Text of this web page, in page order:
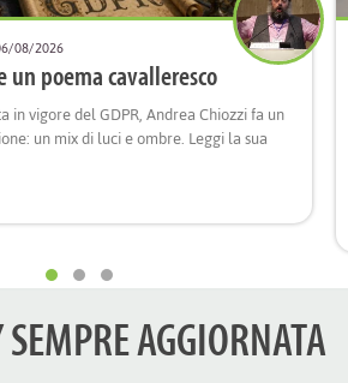
08/2026
un poema cavalleresco
in vigore del GDPR, Andrea Chiozzi fa un
un mix di luci e ombre. Leggi la sua
AGGIORNATA